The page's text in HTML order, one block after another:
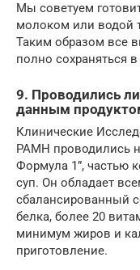
Мы советуем
молоком или водой
Таким образом все
полно сохраняться в
9. Проводились
данным
Клинические
РАМН проводились
Формула 1”, частью
суп. Он обладает
сбалансированный
белка, более 20
минимум жиров и
приготовление.